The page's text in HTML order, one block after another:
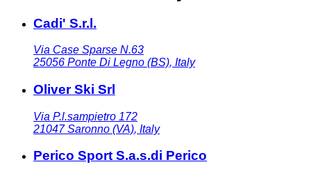
Cadi' S.r.l.
Via Case Sparse N.63
25056 Ponte Di Legno (BS), Italy
Oliver Ski Srl
Via P.l.sampietro 172
21047 Saronno (VA), Italy
Perico Sport S.a.s.di Perico